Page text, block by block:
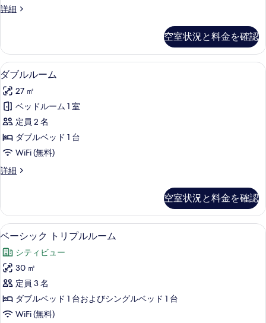
り
条
件
す
の
写
真
を
表
示
す
詳細
Family
の
詳
細
空室状況と料金を確認
ダ
ブ
ル
ル
ー
ム
す
て
の
写
真
を
表
示
す
ダブルルーム | デスク、ノートパソ
9
ダブルルーム
27 ㎡
ベッドルーム 1 室
定員 2 名
ダブルベッド 1 台
WiFi (無料)
詳細
ダ
ー
ム
の
細
空室状況と料金を確認
ベ
ー
シ
ッ
ク
ト
ベーシック トリプルルーム | 部屋か
6
ベーシック トリプルルーム
シティビュー
30 ㎡
定員 3 名
ダブルベッド 1 台およびシングルベッド 1 台
WiFi (無料)